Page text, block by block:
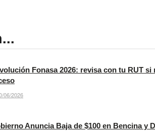
Fonasa 2026: revisa con tu RUT
06/2026
Anuncia Baja de $100 en Bencina y